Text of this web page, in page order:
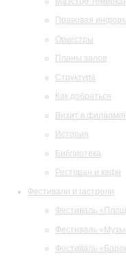
Правовая
Оркестры
Планы залов
Структура
Как добраться
Визит в
История
Библиотека
Ресторан и кафе
Фестивали и гастроли
Фестиваль
Фестиваль
Фестиваль